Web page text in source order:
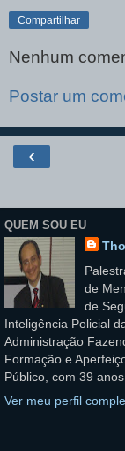
Compartilhar
Nenhum
Postar um
‹
QUEM SOU EU
de
de
Inteligência Policial
Administração
Formação e
Público, com 39
Ver meu perfil